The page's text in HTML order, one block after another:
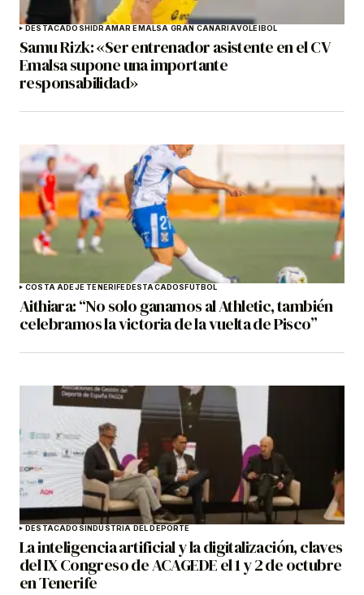
DESTACADOSHIDRAMAR EMALSA GRAN CANARIAVOLEIBOL
Samu Rizk: «Ser entrenador asistente en el CV
Emalsa supone una importante
responsabilidad»
COSTA ADEJE TENERIFEDESTACADOSFÚTBOL
Aithiara: “No solo ganamos al Athletic, también
celebramos la victoria de la vuelta de Pisco”
DESTACADOSINDUSTRIA DEL DEPORTE
La inteligencia artificial y la digitalización, claves
del IX Congreso de ACAGEDE el 1 y 2 de octubre
en Tenerife